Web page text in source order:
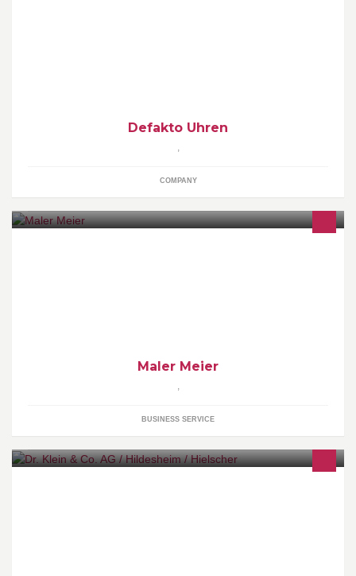
Defakto Uhren
,
COMPANY
Maler Meier
,
BUSINESS SERVICE